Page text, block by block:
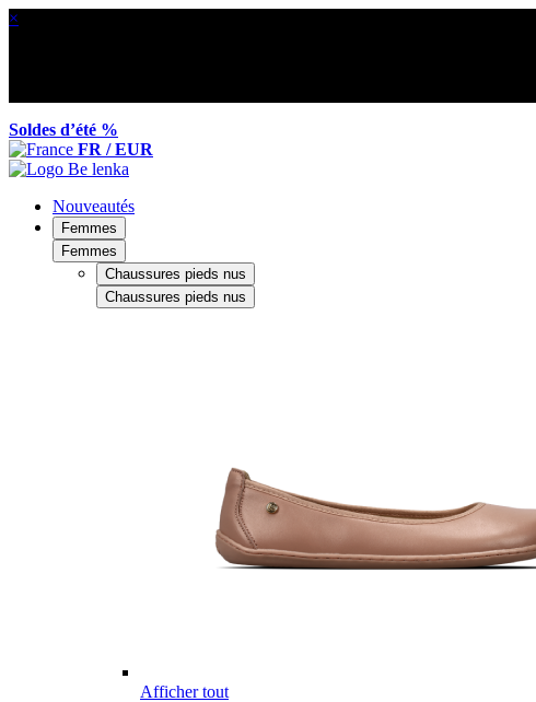
×
Soldes d’été %
FR / EUR
Nouveautés
Femmes
Femmes
Chaussures pieds nus
Chaussures pieds nus
Afficher tout